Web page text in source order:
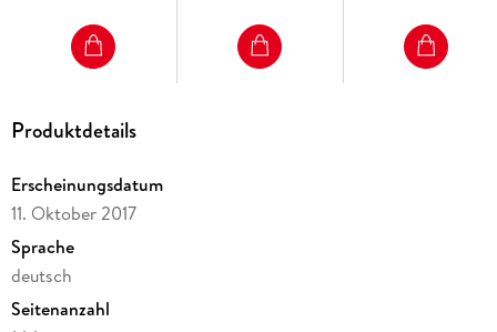
Die Autorin
Impressum
Produktdetails
Erscheinungsdatum
11. Oktober 2017
Sprache
deutsch
Seitenanzahl